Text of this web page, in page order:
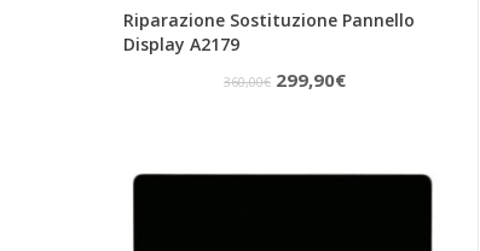
Riparazione Sostituzione Pannello
Display A2179
360,00€ Il
era:
299,90€Il
è: